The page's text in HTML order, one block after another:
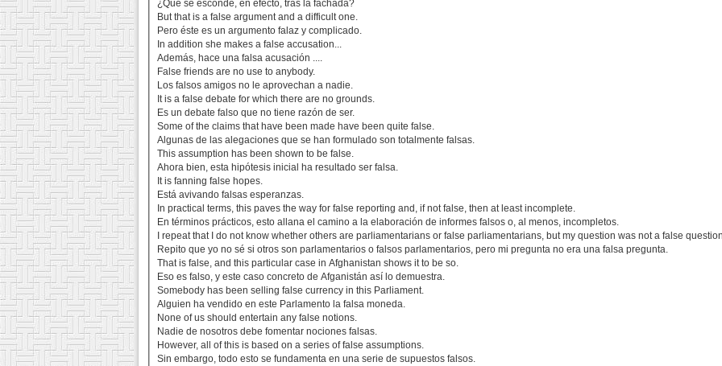
¿Qué se esconde, en efecto, tras la fachada?
But that is a false argument and a difficult one.
Pero éste es un argumento falaz y complicado.
In addition she makes a false accusation...
Además, hace una falsa acusación ....
False friends are no use to anybody.
Los falsos amigos no le aprovechan a nadie.
It is a false debate for which there are no grounds.
Es un debate falso que no tiene razón de ser.
Some of the claims that have been made have been quite false.
Algunas de las alegaciones que se han formulado son totalmente falsas.
This assumption has been shown to be false.
Ahora bien, esta hipótesis inicial ha resultado ser falsa.
It is fanning false hopes.
Está avivando falsas esperanzas.
In practical terms, this paves the way for false reporting and, if not false, then at least incomplete.
En términos prácticos, esto allana el camino a la elaboración de informes falsos o, al menos, incompletos.
I repeat that I do not know whether others are parliamentarians or false parliamentarians, but my question was not a false
Repito que yo no sé si otros son parlamentarios o falsos parlamentarios, pero mi pregunta no era una falsa pregunta.
That is false, and this particular case in Afghanistan shows it to be so.
Eso es falso, y este caso concreto de Afganistán así lo demuestra.
Somebody has been selling false currency in this Parliament.
Alguien ha vendido en este Parlamento la falsa moneda.
None of us should entertain any false notions.
Nadie de nosotros debe fomentar nociones falsas.
However, all of this is based on a series of false assumptions.
Sin embargo, todo esto se fundamenta en una serie de supuestos falsos.